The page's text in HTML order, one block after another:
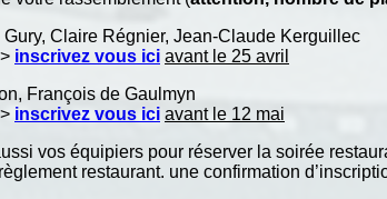
Claire Régnier, Jean-Claude Kerguillec
inscrivez vous ici avant le 25 avril
François de Gaulmyn
inscrivez vous ici avant le 12 mai
vos équipiers pour réserver la soirée
restaurant. une confirmation